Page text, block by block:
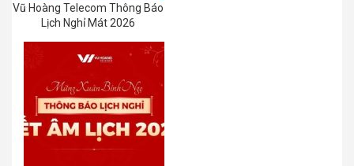
Vũ Hoàng Telecom Thông Báo
Lịch Nghỉ Mát 2026